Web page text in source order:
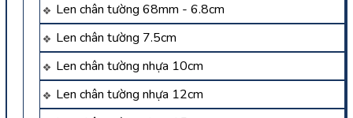
Len chân tường 68mm - 6.8cm
Len chân tường 7.5cm
Len chân tường nhựa 10cm
Len chân tường nhựa 12cm